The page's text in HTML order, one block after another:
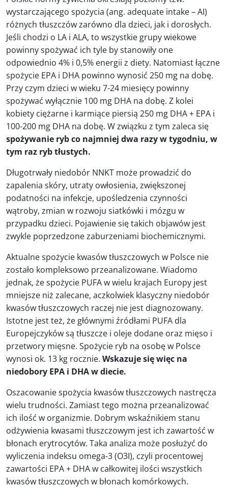
wystarczającego spożycia (ang. adequate intake – AI)
różnych tłuszczów zarówno dla dzieci, jak i dorosłych.
Jeśli chodzi o LA i ALA, to wszystkie grupy wiekowe
powinny spożywać ich tyle by stanowiły one
odpowiednio 4% i 0,5% energii z diety. Natomiast łączne
spożycie EPA i DHA powinno wynosić 250 mg na dobę.
Przy czym dzieci w wieku 7-24 miesięcy powinny
spożywać wyłącznie 100 mg DHA na dobę. Z kolei
kobiety ciężarne i karmiące piersią 250 mg DHA + EPA i
100-200 mg DHA na dobę. W związku z tym zaleca się
spożywanie ryb co najmniej dwa razy w tygodniu, w
tym raz ryb tłustych.
Długotrwały niedobór NNKT może prowadzić do
zapalenia skóry, utraty owłosienia, zwiększonej
podatności na infekcje, upośledzenia czynności
wątroby, zmian w rozwoju siatkówki i mózgu w
przypadku dzieci. Pojawienie się takich objawów jest
zwykle poprzedzone zaburzeniami biochemicznymi.
Aktualne spożycie kwasów tłuszczowych w Polsce nie
zostało kompleksowo przeanalizowane. Wiadomo
jednak, że spożycie PUFA w wielu krajach Europy jest
mniejsze niż zalecane, aczkolwiek klasyczny niedobór
kwasów tłuszczowych raczej nie jest diagnozowany.
Istotne jest też, że głównymi źródłami PUFA dla
Europejczyków są tłuszcze i oleje dodane oraz mięso i
przetwory mięsne. Spożycie ryb na osobę w Polsce
wynosi ok. 13 kg rocznie. Wskazuje się więc na
niedobory EPA i DHA w diecie.
Oszacowanie spożycia kwasów tłuszczowych nastręcza
wielu trudności. Zamiast tego można przeanalizować
ich ilość w organizmie. Dobrym wskaźnikiem stanu
odżywienia kwasami tłuszczowym jest ich zawartość w
błonach erytrocytów. Taka analiza może posłużyć do
wyliczenia indeksu omega-3 (O3I), czyli procentowej
zawartości EPA + DHA w całkowitej ilości wszystkich
kwasów tłuszczowych w błonach komórkowych.